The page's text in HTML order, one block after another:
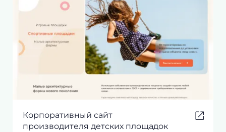
Корпоративный сайт
производителя детских площадок